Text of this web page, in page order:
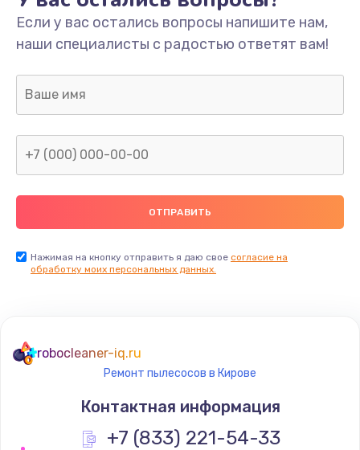
Если у вас остались вопросы напишите нам,
наши специалисты с радостью ответят вам!
Нажимая на кнопку отправить я даю свое согласие на
обработку моих персональных данных.
robocleaner-iq.ru
Ремонт пылесосов в Кирове
Контактная информация
+7 (833) 221-54-33